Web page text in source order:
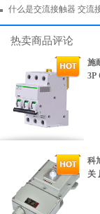
什么是交流接触器 交流
热卖商品评论
施
3P
科
关